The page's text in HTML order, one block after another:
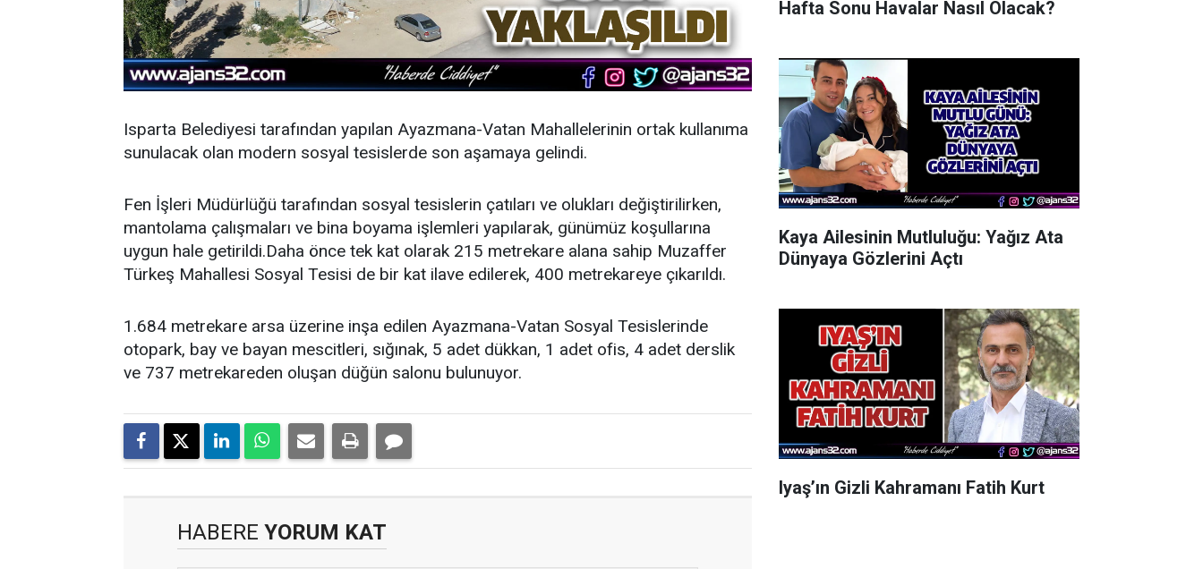
Isparta Belediyesi tarafından yapılan Ayazmana-Vatan Mahallelerinin ortak kullanıma
sunulacak olan modern sosyal tesislerde son aşamaya gelindi.
Fen İşleri Müdürlüğü tarafından sosyal tesislerin çatıları ve olukları değiştirilirken,
mantolama çalışmaları ve bina boyama işlemleri yapılarak, günümüz koşullarına
uygun hale getirildi.Daha önce tek kat olarak 215 metrekare alana sahip Muzaffer
Türkeş Mahallesi Sosyal Tesisi de bir kat ilave edilerek, 400 metrekareye çıkarıldı.
1.684 metrekare arsa üzerine inşa edilen Ayazmana-Vatan Sosyal Tesislerinde
otopark, bay ve bayan mescitleri, sığınak, 5 adet dükkan, 1 adet ofis, 4 adet derslik
ve 737 metrekareden oluşan düğün salonu bulunuyor.
HABERE YORUM KAT
Hafta Sonu Havalar Nasıl Olacak?
Kaya Ailesinin Mutluluğu: Yağız Ata
Dünyaya Gözlerini Açtı
Iyaş’ın Gizli Kahramanı Fatih Kurt